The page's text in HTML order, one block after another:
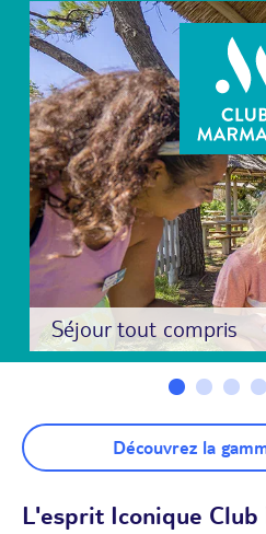
Séjour tout compris
Découvrez la
L'esprit Iconique Club